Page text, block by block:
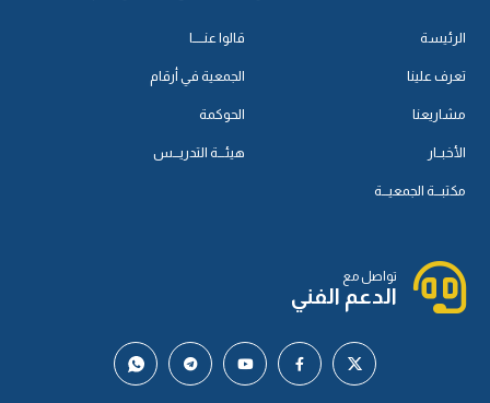
الرئيسة
تعرف علينا
مشاريعنا
الأخبــار
مكتبـــة الجمعيـــة
قالوا عنـــــا
الجمعية في أرقام
الحوكمة
هيئـــة التدريـــس
تواصل مع
الدعم الفني